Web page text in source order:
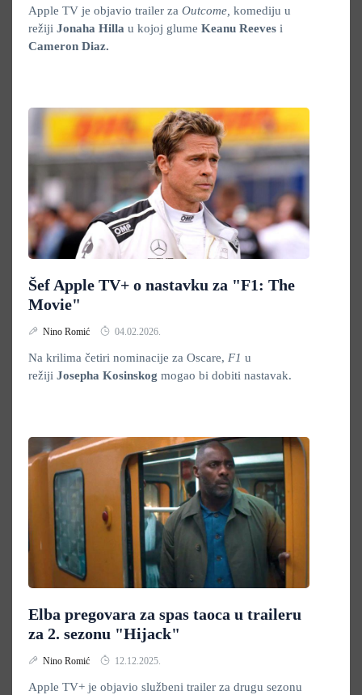
Apple TV je objavio trailer za Outcome, komediju u
režiji Jonaha Hilla u kojoj glume Keanu Reeves i
Cameron Diaz.
Šef Apple TV+ o nastavku za "F1: The
Movie"
Nino Romić 04.02.2026.
Na krilima četiri nominacije za Oscare, F1 u
režiji Josepha Kosinskog mogao bi dobiti nastavak.
Elba pregovara za spas taoca u traileru
za 2. sezonu "Hijack"
Nino Romić 12.12.2025.
Apple TV+ je objavio službeni trailer za drugu sezonu